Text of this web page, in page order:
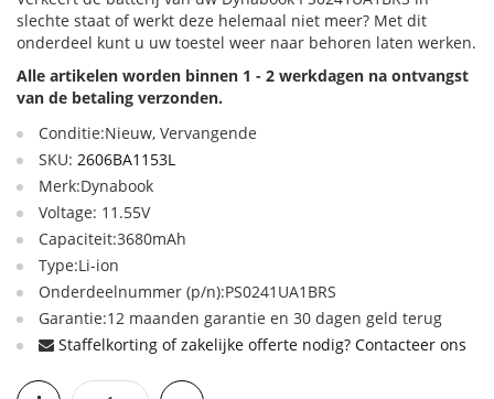
slechte staat of werkt deze helemaal niet meer? Met dit
onderdeel kunt u uw toestel weer naar behoren laten werken.
Alle artikelen worden binnen 1 - 2 werkdagen na ontvangst
van de betaling verzonden.
Conditie:Nieuw, Vervangende
SKU: 2606BA1153L
Merk:Dynabook
Voltage: 11.55V
Capaciteit:3680mAh
Type:Li-ion
Onderdeelnummer (p/n):PS0241UA1BRS
Garantie:12 maanden garantie en 30 dagen geld terug
Staffelkorting of zakelijke offerte nodig? Contacteer ons